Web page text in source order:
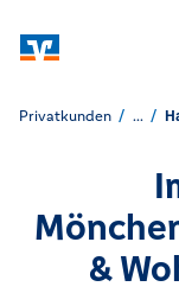
Privatkunden ...
&